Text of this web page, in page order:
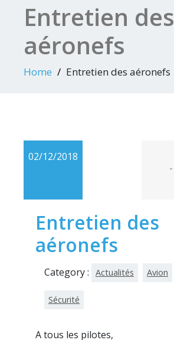
Entretien des
aéronefs
Home Entretien des aéronefs
02/12/2018
-
Entretien des
aéronefs
Category : Actualités Avion
Sécurité
A tous les pilotes,